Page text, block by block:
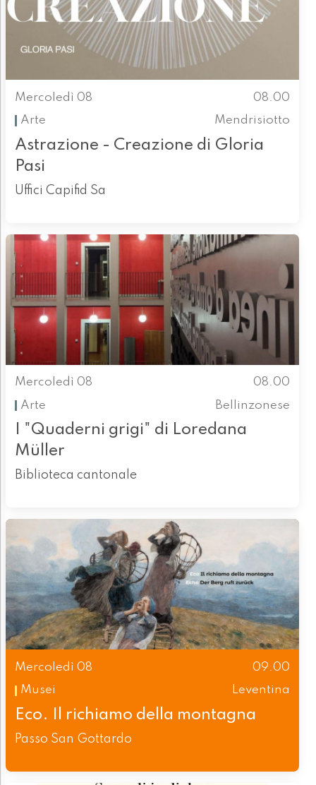
Mercoledì 08
08.00
Arte
Mendrisiotto
Astrazione - Creazione di Gloria
Pasi
Uffici Capifid Sa
Mercoledì 08
08.00
Arte
Bellinzonese
I "Quaderni grigi" di Loredana
Müller
Biblioteca cantonale
Mercoledì 08
09.00
Musei
Leventina
Eco. Il richiamo della montagna
Passo San Gottardo